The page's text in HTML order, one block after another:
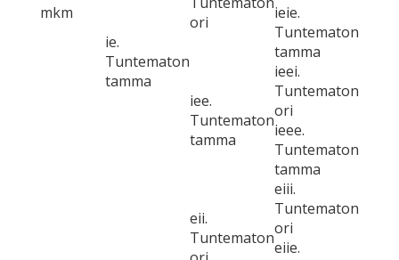
mkm
ie.
Tuntematon
tamma
ori
ieie.
Tuntematon
tamma
iee.
Tuntematon
tamma
ieei.
Tuntematon
ori
ieee.
Tuntematon
tamma
eii.
Tuntematon
eiii.
Tuntematon
ori
eiie.